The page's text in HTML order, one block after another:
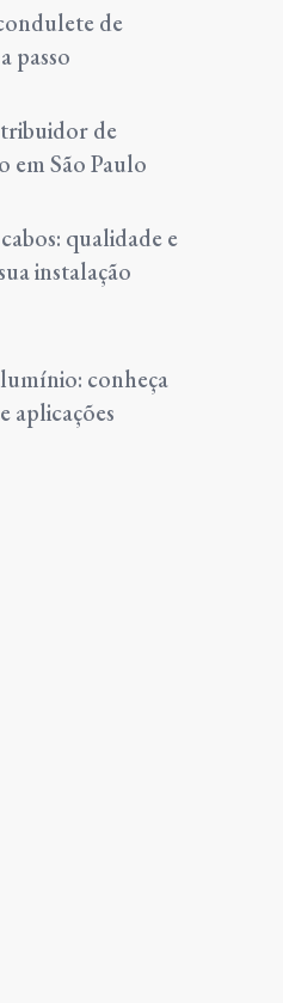
de
passo
de
em São Paulo
qualidade e
instalação
conheça
aplicações